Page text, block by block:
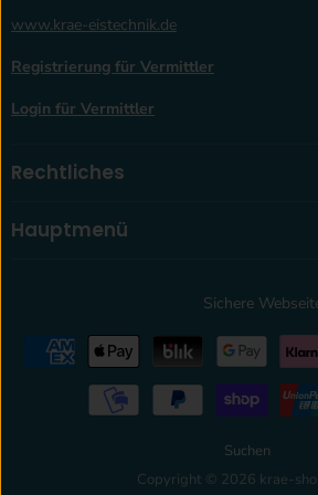
www.krae-eistechnik.de
Registrierung für Vermittler
Login für Vermittler
Rechtliches
Hauptmenü
Suchen
Copyright © 2026 krae-
Sichere